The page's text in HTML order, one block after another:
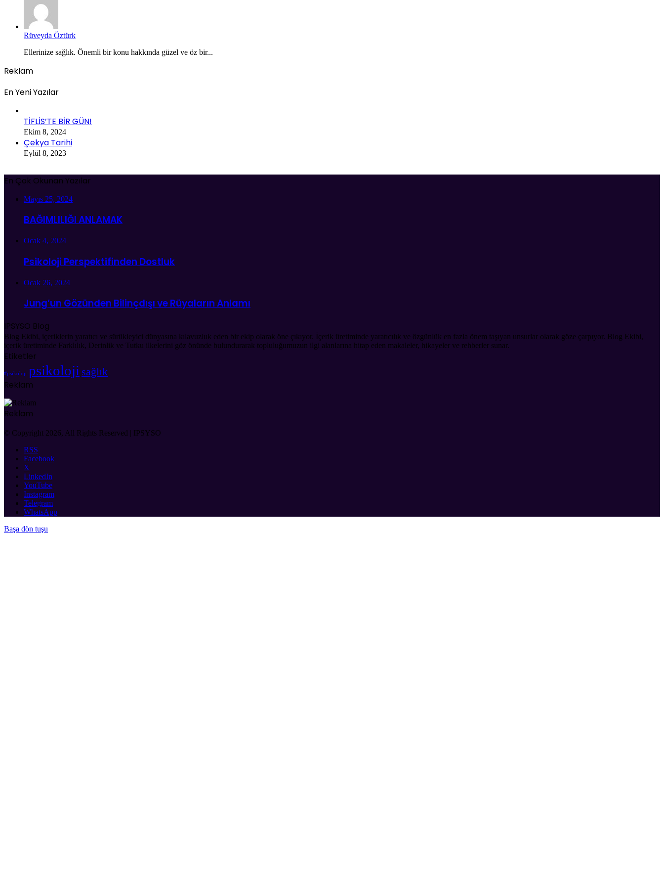
Rüveyda Öztürk
Ellerinize sağlık. Önemli bir konu hakkında güzel ve öz bir...
Reklam
En Yeni Yazılar
TİFLİS’TE BİR GÜN!
Ekim 8, 2024
Çekya Tarihi
Eylül 8, 2023
En Çok Okunan Yazılar
Mayıs 25, 2024
BAĞIMLILIĞI ANLAMAK
Ocak 4, 2024
Psikoloji Perspektifinden Dostluk
Ocak 26, 2024
Jung’un Gözünden Bilinçdışı ve Rüyaların Anlamı
IPSYSO Blog
Blog Ekibi, içeriklerin yaratıcı ve sürükleyici dünyasına kılavuzluk eden bir ekip olarak öne çıkıyor. İçerik üretiminde yaratıcılık ve özgünlük en fazla önem taşıyan unsurlar olarak göze çarpıyor. Blog Ekibi,
içerik üretiminde Farklılık, Derinlik ve Tutku ilkelerini göz önünde bulundurarak topluluğumuzun ilgi alanlarına hitap eden makaleler, hikayeler ve rehberler sunar.
Etiketler
#psikoloji psikoloji sağlık
Reklam
Reklam
© Copyright 2026, All Rights Reserved | IPSYSO
RSS
Facebook
X
LinkedIn
YouTube
Instagram
Telegram
WhatsApp
Başa dön tuşu